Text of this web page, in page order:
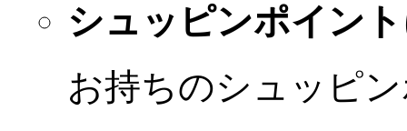
シュッピンポイン
お持ちのシュッピ